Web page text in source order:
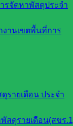
รจัดหาพัสดุประจำ
งานเขตพื้นที่การ
รายเดือน ประจำ
สดุรายเดือน(สขร